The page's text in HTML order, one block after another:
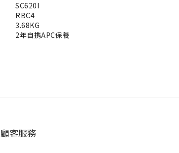
SC620I
RBC4
3.68KG
2年自携APC保養
顧客服務